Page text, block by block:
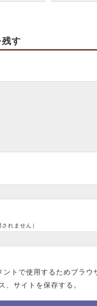
す
されません）
ントで使用するためブラウ
、サイトを保存する。